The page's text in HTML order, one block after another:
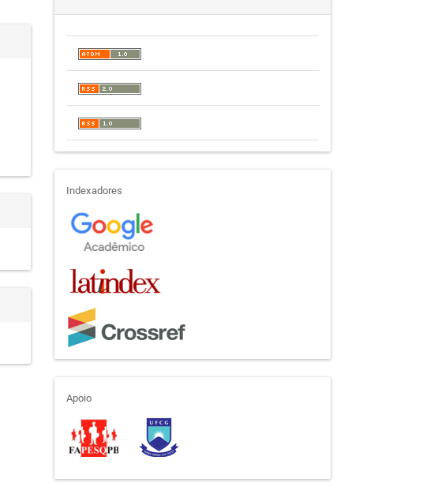
indexadores
Indexadores
apoio
Apoio